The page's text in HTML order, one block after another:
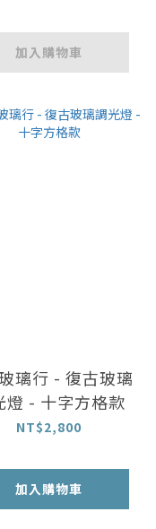
加入購物車
璃行 - 復古玻璃
燈 - 十字方格款
NT$2,800
加入購物車